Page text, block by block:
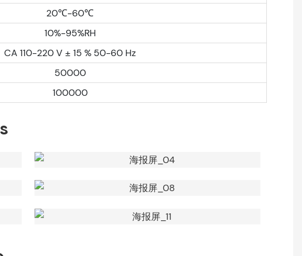
20℃-60℃
10%-95%RH
CA 110-220 V ± 15 % 50-60 Hz
50000
100000